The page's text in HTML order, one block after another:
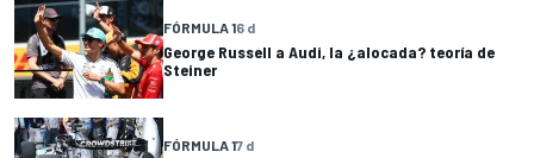
FÓRMULA 16 d
George Russell a Audi, la ¿alocada? teoría de
Steiner
FÓRMULA 17 d